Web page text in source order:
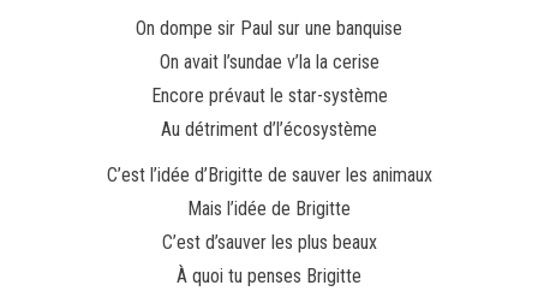
On dompe sir Paul sur une banquise
On avait l’sundae v’la la cerise
Encore prévaut le star-système
Au détriment d’l’écosystème
C’est l’idée d’Brigitte de sauver les animaux
Mais l’idée de Brigitte
C’est d’sauver les plus beaux
À quoi tu penses Brigitte